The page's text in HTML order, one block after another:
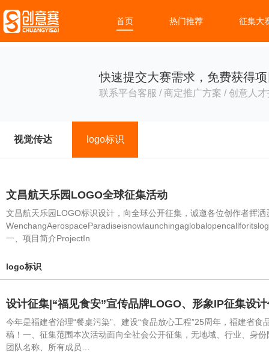
首页 热门推荐 征集大
快速提交大赛需求，免费获得
联系平台客服 / 商定推广方案 / 创意人
视觉传达 logo标识
文昌航天乐园LOGO全球征集活动
文昌航天乐园LOGO标识设计，向全球公开征集，诚邀各位创作者挥
一、项目简介ProjectIn
logo标识
设计征集|“福见食安”宣传品牌LOGO、形象IP征集设
今年是福建省治理“餐桌污染”、建设“食品放心工程”25周年，福建省
稿！一、征集范围本次活动面向全社会公开征集，无地域、行业、身
团队名称、所有成员…